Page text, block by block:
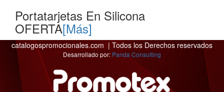
Portatarjetas En Silicona
OFERTA[Más]
catalogospromocionales.com | Todos los Derechos reservados
Desarrollado por: Panda Consulting